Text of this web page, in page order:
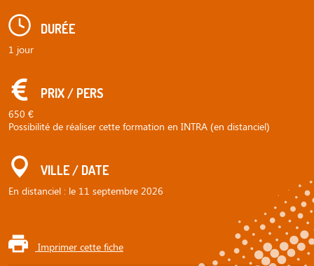
DURÉE
1 jour
PRIX / PERS
650 €
Possibilité de réaliser cette formation en INTRA (en distanciel)
VILLE / DATE
En distanciel : le 11 septembre 2026
Imprimer cette fiche